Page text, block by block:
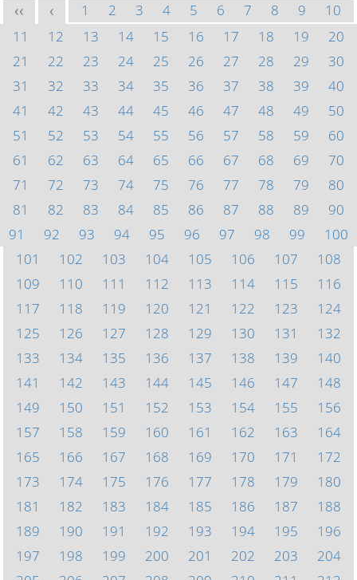
<< < 1 2 3 4 5 6 7 8 9
10
11
12 13 14 15 16 17 18 19
20
21
22 23 24 25 26 27 28 29
30
31
32 33 34 35 36 37 38 39
40
41
42 43 44 45 46 47 48 49
50
51
52 53 54 55 56 57 58 59
60
61
62 63 64 65 66 67 68 69
70
71
72 73 74 75 76 77 78 79
80
81
82 83 84 85 86 87 88 89
90
91
92 93 94 95 96 97 98 99
100
101
102 103 104 105 106 107
108
109
110 111 112 113 114 115
116
117
118 119 120 121 122 123
124
125
126 127 128 129 130 131
132
133
134 135 136 137 138 139
140
141
142 143 144 145 146 147
148
149
150 151 152 153 154 155
156
157
158 159 160 161 162 163
164
165
166 167 168 169 170 171
172
173
174 175 176 177 178 179
180
181
182 183 184 185 186 187
188
189
190 191 192 193 194 195
196
197
198 199 200 201 202 203
204